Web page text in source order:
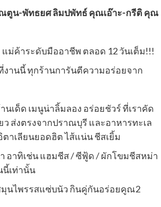
ตูน-พัทธยศ ลิมปพัทธ์ คุณเอ๊าะ-กรีติ คุณ
ม่ค้าระดับมืออาชีพ ตลอด 12 วันเต็ม!!!
านนี้ ทุกร้านการันตีความอร่อยจาก
เด็ด เมนูน่าลิ้มลอง อร่อยชัวร์ ที่เราคัด
ส่งตรงจากปราณบุรี และอาหารทะเล
าเลียนยอดฮิต ไส้แน่น ชีสเยิ้ม
าทิเช่น แฮมชีส / ซีฟู้ด / ผักโขมชีสหม่า
นี้เท่านั้น
มุนไพรรสแซ่บนัว กินคู่กันอร่อยคูณ2